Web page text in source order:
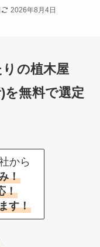
2026年8月4日
の植木屋
を無料で選定
から
！
！
す！